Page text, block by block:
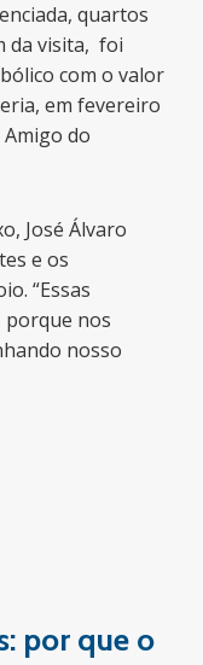
quartos
da visita, foi
com o valor
em fevereiro
do
José Álvaro
e os
“Essas
nos
nosso
por que o